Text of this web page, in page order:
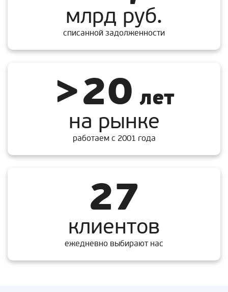
млрд руб.
списанной задолженности
>20лет
на рынке
работаем с 2001 года
27
клиентов
ежедневно выбирают нас